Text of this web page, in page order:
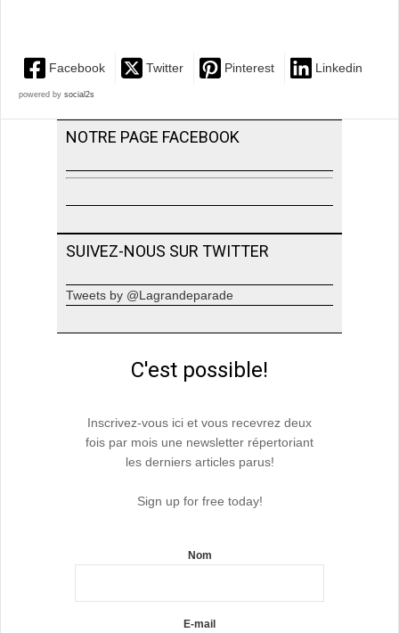
Facebook Twitter Pinterest Linkedin
powered by social2s
NOTRE PAGE FACEBOOK
SUIVEZ-NOUS SUR TWITTER
Tweets by @Lagrandeparade
C'est possible!
Inscrivez-vous ici et vous recevrez deux
fois par mois une newsletter répertoriant
les derniers articles parus!
Sign up for free today!
Nom
E-mail